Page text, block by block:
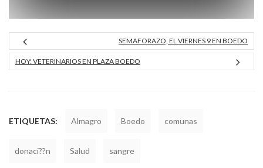
SEMAFORAZO, EL VIERNES 9 EN BOEDO
HOY: VETERINARIOS EN PLAZA BOEDO
ETIQUETAS: Almagro Boedo comunas
donaci??n Salud sangre